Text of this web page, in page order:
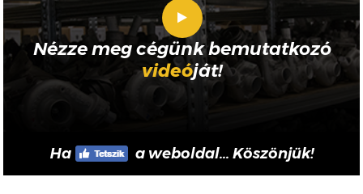
Nézze meg cégünk bemutatkozó
videóját!
Ha a weboldal... Köszönjük!